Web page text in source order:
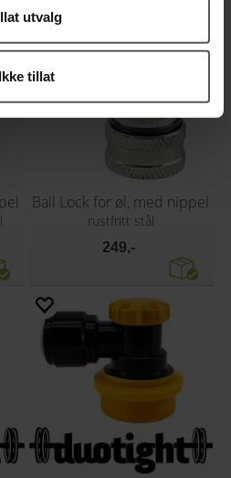
utvalg
Ikke tillat
Ball Lock for øl, med nippel
rustfritt stål
249,-